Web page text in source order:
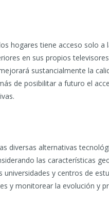
hogares tiene acceso solo a
en sus propios
sustancialmente la
de posibilitar a futuro el
diversas alternativas
las características
universidades y centros de
y monitorear la evolución y